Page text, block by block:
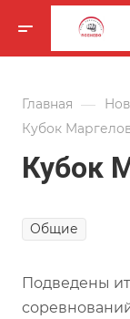
Главная —
Кубок
Кубок
Общие
Подведены